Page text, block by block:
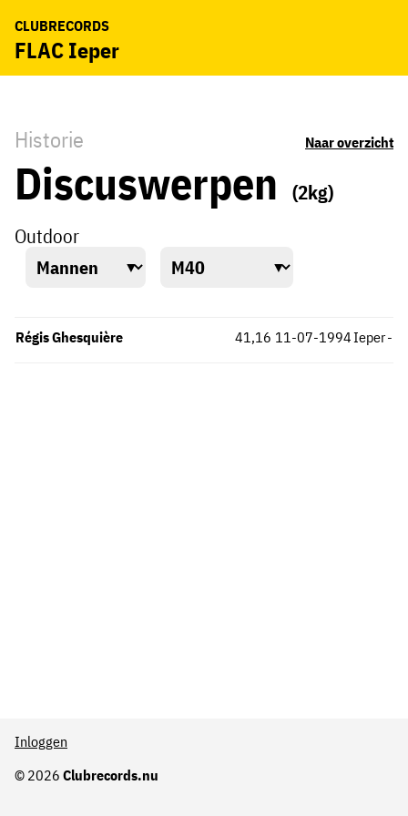
CLUBRECORDS
FLAC Ieper
Historie Naar overzicht
Discuswerpen
(2kg)
Outdoor
Régis Ghesquière Ieper
41,16 -
11-07-1994
© 2026 Clubrecords.nu
Inloggen